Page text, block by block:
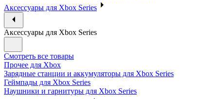
Аксессуары для Xbox Series
Аксессуары для Xbox Series
Смотреть все товары
Прочее для Xbox
Зарядные станции и аккумуляторы для Xbox Series
Геймпады для Xbox Series
Наушники и гарнитуры для Xbox Series